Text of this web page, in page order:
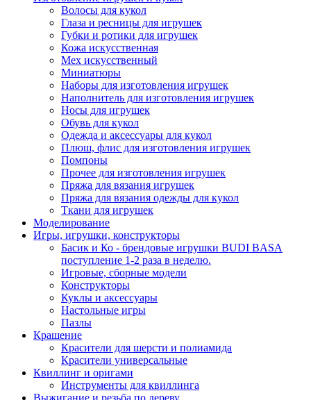
Волосы для кукол
Глаза и ресницы для игрушек
Губки и ротики для игрушек
Кожа искусственная
Мех искусственный
Миниатюры
Наборы для изготовления игрушек
Наполнитель для изготовления игрушек
Носы для игрушек
Обувь для кукол
Одежда и аксессуары для кукол
Плюш, флис для изготовления игрушек
Помпоны
Прочее для изготовления игрушек
Пряжа для вязания игрушек
Пряжа для вязания одежды для кукол
Ткани для игрушек
Моделирование
Игры, игрушки, конструкторы
Басик и Ко - брендовые игрушки BUDI BASA
поступление 1-2 раза в неделю.
Игровые, сборные модели
Конструкторы
Куклы и аксессуары
Настольные игры
Пазлы
Крашение
Красители для шерсти и полиамида
Красители универсальные
Квиллинг и оригами
Инструменты для квиллинга
Выжигание и резьба по дереву